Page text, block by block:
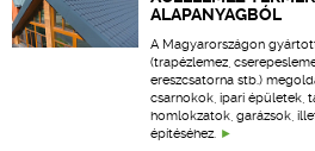
ÉPÍTÉSI JOG
ONLINE
ALAPANYAGBÓL
A Magyarországon
(trapézlemez,
ereszcsatorna stb.)
csarnokok, ipari épületek,
homlokzatok, garázsok,
építéséhez.